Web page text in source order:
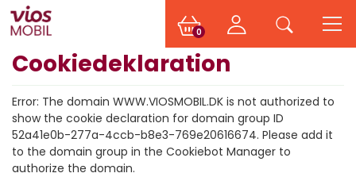
0
Cookiedeklaration
Error: The domain WWW.VIOSMOBIL.DK is not authorized to
show the cookie declaration for domain group ID
52a41e0b-277a-4ccb-b8e3-769e20616674. Please add it
to the domain group in the Cookiebot Manager to
authorize the domain.